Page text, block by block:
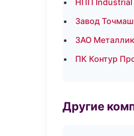
НПП
Завод
ЗАО
ПК Контур
Другие